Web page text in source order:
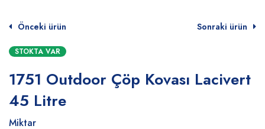
Önceki ürün Sonraki ürün
STOKTA VAR
1751 Outdoor Çöp Kovası Lacivert
45 Litre
Miktar